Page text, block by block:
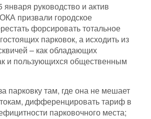
руководство и актив
призвали городское
форсировать тотальное
парковок, а исходить из
– как обладающих
и пользующихся общественным
парковку там, где она не мешает
дифференцировать тариф в
парковочного места;